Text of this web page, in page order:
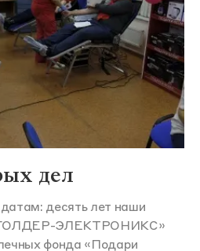
дел
десять лет наши
«ГОЛДЕР-ЭЛЕКТРОНИКС»
фонда «Подари